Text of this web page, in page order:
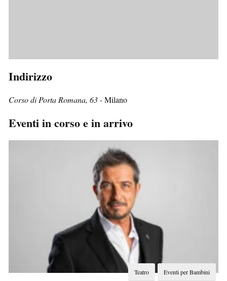
Indirizzo
Corso di Porta Romana, 63- Milano
Eventi in corso e in arrivo
Eventi per Bambini
Teatro